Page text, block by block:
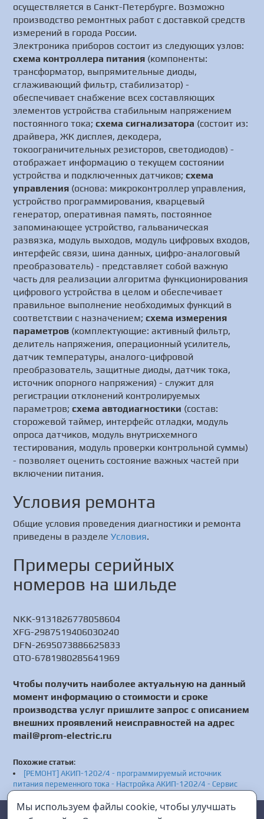
осуществляется в Санкт-Петербурге. Возможно
производство ремонтных работ с доставкой средств
измерений в города России.
Электроника приборов состоит из следующих узлов:
схема контроллера питания (компоненты:
трансформатор, выпрямительные диоды,
сглаживающий фильтр, стабилизатор) -
обеспечивает снабжение всех составляющих
элементов устройства стабильным напряжением
постоянного тока;схема сигнализатора (состоит из:
драйвера, ЖК дисплея, декодера,
токоограничительных резисторов, светодиодов) -
отображает информацию о текущем состоянии
устройства и подключенных датчиков;схема
управления (основа: микроконтроллер управления,
устройство программирования, кварцевый
генератор, оперативная память, постоянное
запоминающее устройство, гальваническая
развязка, модуль выходов, модуль цифровых входов,
интерфейс связи, шина данных, цифро-аналоговый
преобразователь) - представляет собой важную
часть для реализации алгоритма функционирования
цифрового устройства в целом и обеспечивает
правильное выполнение необходимых функций в
соответствии с назначением;схема измерения
параметров (комплектующие: активный фильтр,
делитель напряжения, операционный усилитель,
датчик температуры, аналого-цифровой
преобразователь, защитные диоды, датчик тока,
источник опорного напряжения) - служит для
регистрации отклонений контролируемых
параметров;схема автодиагностики (состав:
сторожевой таймер, интерфейс отладки, модуль
опроса датчиков, модуль внутрисхемного
тестирования, модуль проверки контрольной суммы)
- позволяет оценить состояние важных частей при
включении питания.
Условия ремонта
Общие условия проведения диагностики и ремонта
приведены в разделеУсловия.
Примеры серийных
номеров на шильде
NKK-9131826778058604
XFG-2987519406030240
DFN-2695073886625833
QTO-6781980285641969
Чтобы получить наиболее актуальную на данный
момент информацию о стоимости и сроке
производства услуг пришлите запрос с описанием
внешних проявлений неисправностей на адрес
mail@prom-electric.ru
Похожие статьи:
[РЕМОНТ] АКИП-1202/4 - программируемый источник
питания переменного тока - Настройка АКИП-1202/4 - Сервис
[РЕМОНТ] АКИП-1156АЕ-650-69 - программируемый
импульсный источник питания постоянного тока - Диагностика
Prom Electric г. Санкт-Петербург
Мы используем файлы cookie, чтобы улучшать